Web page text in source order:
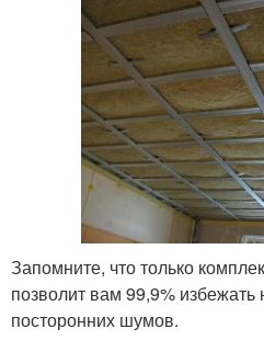
Запомните, что только
позволит вам 99,9%
посторонних шумов.